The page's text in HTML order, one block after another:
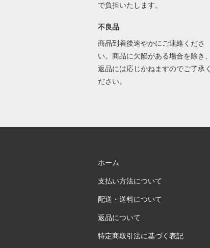
で負担いたします。
不良品
商品到着後速やかにご連絡くださ
い。商品に欠陥がある場合を除き、
返品には応じかねますのでご了承く
ださい。
ホーム
支払い方法について
配送・送料について
返品について
特定商取引法に基づく表記